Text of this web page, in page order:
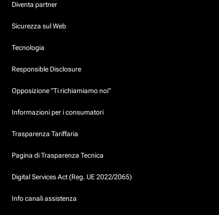
Diventa partner
Sicurezza sul Web
Tecnologia
Responsible Disclosure
Opposizione "Ti richiamiamo noi"
Informazioni per i consumatori
Trasparenza Tariffaria
Pagina di Trasparenza Tecnica
Digital Services Act (Reg. UE 2022/2065)
Info canali assistenza